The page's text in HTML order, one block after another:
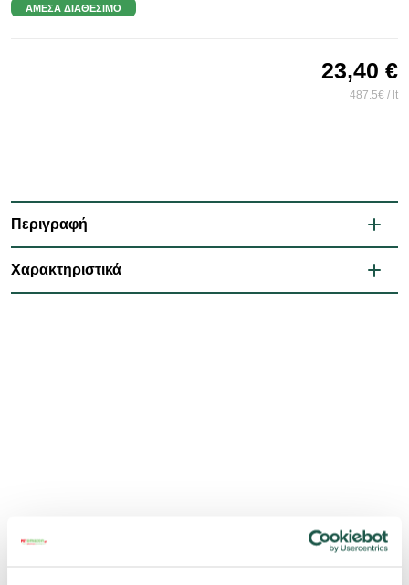
ΆΜΕΣΑ ΔΙΑΘΈΣΙΜΟ
23,40 €
487.5€ / lt
Περιγραφή
Χαρακτηριστικά